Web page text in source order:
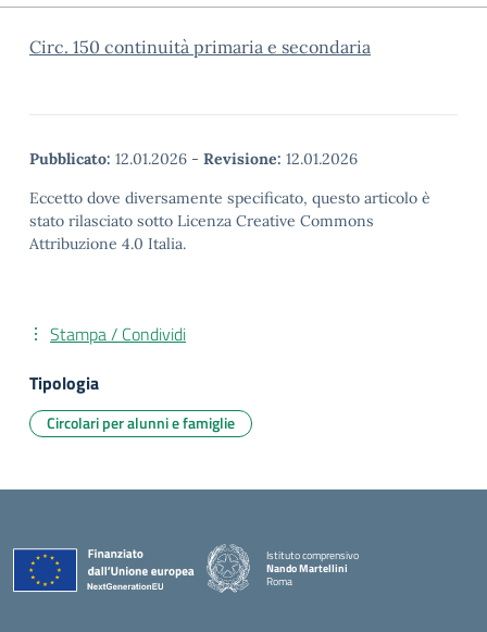
Circ. 150 continuità primaria e secondaria
Pubblicato: 12.01.2026 - Revisione: 12.01.2026
Eccetto dove diversamente specificato, questo articolo è
stato rilasciato sotto Licenza Creative Commons
Attribuzione 4.0 Italia.
Stampa / Condividi
Tipologia
Circolari per alunni e famiglie
Istituto comprensivo
Nando Martellini
Roma